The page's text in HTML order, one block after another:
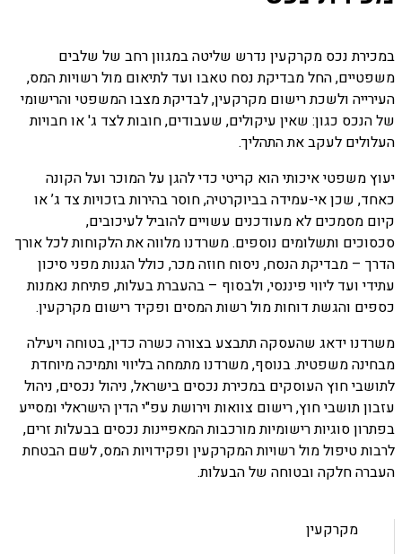
במכירת נכס מקרקעין נדרש שליטה במגוון רחב של שלבים
משפטיים, החל מבדיקת נסח טאבו ועד לתיאום מול רשויות המס,
העירייה ולשכת רישום מקרקעין, לבדיקת מצבו המשפטי והרישומי
של הנכס כגון: שאין עיקולים, שעבודים, חובות לצד ג' או חבויות
העלולים לעקב את התהליך.
יעוץ משפטיאיכותי הוא קריטי כדי להגן על המוכר ועל הקונה
כאחד, שכן אי-עמידה בביוקרטיה, חוסרבהירות בזכויות צד ג’ או
קיום מסמכים לא מעודכנים עשויים להוביל לעיכובים,
סכסוכים ותשלומים נוספים. משרדנו מלווה את הלקוחות לכל אורך
הדרך – מבדיקת הנסח, ניסוח חוזה מכר, כולל הגנות מפני סיכון
עתידי ועד ליווי פיננסי, ולבסוף – בהעברת בעלות, פתיחת נאמנות
כספים והגשת דוחות מול רשות המסים ופקיד רישום מקרקעין.
משרדנו ידאג שהעסקהתתבצע בצורה כשרה כדין, בטוחה ויעילה
מבחינה משפטית.בנוסף, משרדנו מתמחה בליווי ותמיכהמיוחדת
לתושבי חוץ העוסקים במכירת נכסים בישראל, ניהול נכסים, ניהול
עזבון תושביחוץ, רישום צוואות וירושת עפ"י הדין הישראלי ומסייע
בפתרון סוגיות רישומיותמורכבות המאפיינות נכסים בבעלות זרים,
לרבות טיפול מול רשויות המקרקעין ופקידויותהמס, לשם הבטחת
העברה חלקה ובטוחה של הבעלות.
מקרקעין